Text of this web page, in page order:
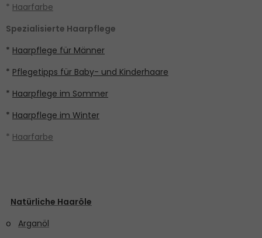
* Haarfarbe
Spezialisierte Haarpflege
* Haarpflege für Männer
* Pflegetipps für Baby- und Kinderhaare
* Haarpflege im Sommer
* Haarpflege im Winter
* Haarfarbe
Natürliche Haaröle
o Arganöl